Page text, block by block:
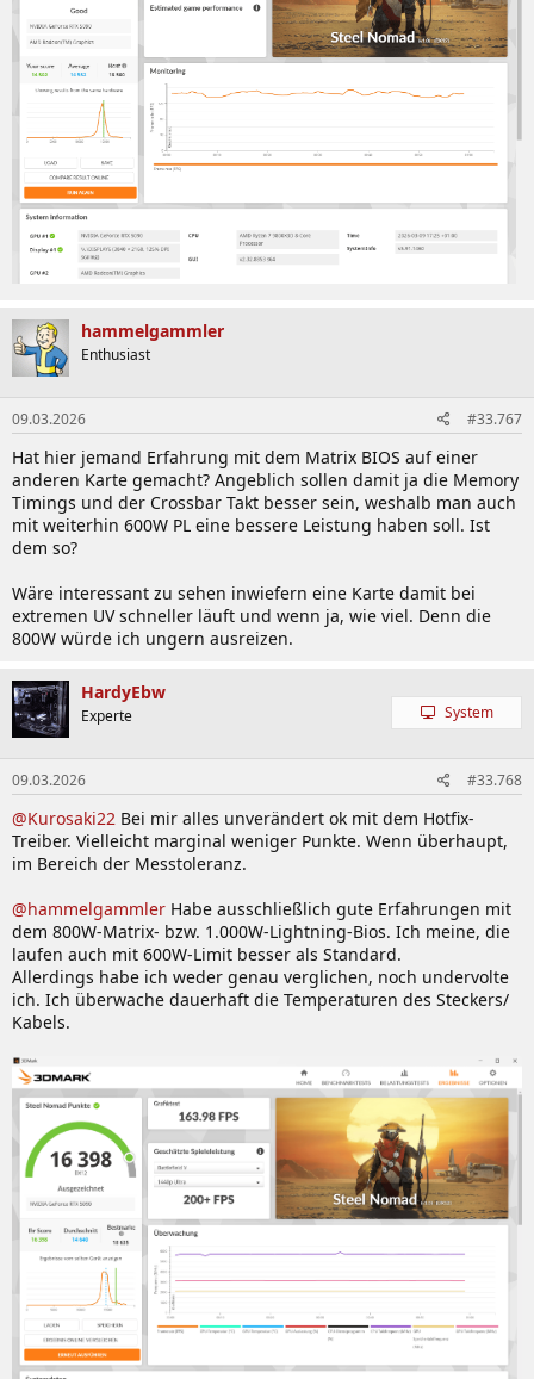
hammelgammler
Enthusiast
09.03.2026 #33.767
Hat hier jemand Erfahrung mit dem Matrix BIOS auf einer
anderen Karte gemacht? Angeblich sollen damit ja die Memory
Timings und der Crossbar Takt besser sein, weshalb man auch
mit weiterhin 600W PL eine bessere Leistung haben soll. Ist
dem so?
Wäre interessant zu sehen inwiefern eine Karte damit bei
extremen UV schneller läuft und wenn ja, wie viel. Denn die
800W würde ich ungern ausreizen.
HardyEbw
Experte System
09.03.2026 #33.768
@Kurosaki22 Bei mir alles unverändert ok mit dem Hotfix-
Treiber. Vielleicht marginal weniger Punkte. Wenn überhaupt,
im Bereich der Messtoleranz.
@hammelgammler Habe ausschließlich gute Erfahrungen mit
dem 800W-Matrix- bzw. 1.000W-Lightning-Bios. Ich meine, die
laufen auch mit 600W-Limit besser als Standard.
Allerdings habe ich weder genau verglichen, noch undervolte
ich. Ich überwache dauerhaft die Temperaturen des Steckers/
Kabels.